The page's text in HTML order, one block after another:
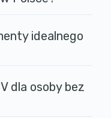
idealnego
dla osoby bez